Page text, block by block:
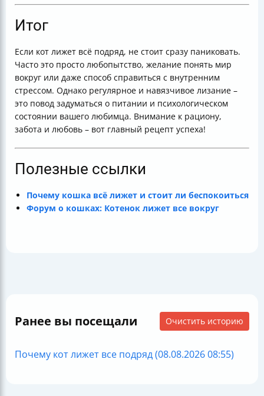
Итог
Если кот лижет всё подряд, не стоит сразу паниковать.
Часто это просто любопытство, желание понять мир
вокруг или даже способ справиться с внутренним
стрессом. Однако регулярное и навязчивое лизание –
это повод задуматься о питании и психологическом
состоянии вашего любимца. Внимание к рациону,
забота и любовь – вот главный рецепт успеха!
Полезные ссылки
Почему кошка всё лижет и стоит ли беспокоиться
Форум о кошках: Котенок лижет все вокруг
Ранее вы посещали Очистить историю
Почему кот лижет все подряд (08.08.2026 08:55)